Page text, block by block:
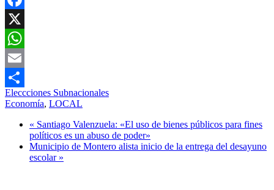
Facebook
X
WhatsApp
Email
Compartir
Eleccciones Subnacionales
Economía, LOCAL
« Santiago Valenzuela: «El uso de bienes públicos para fines
políticos es un abuso de poder»
Municipio de Montero alista inicio de la entrega del desayuno
escolar »